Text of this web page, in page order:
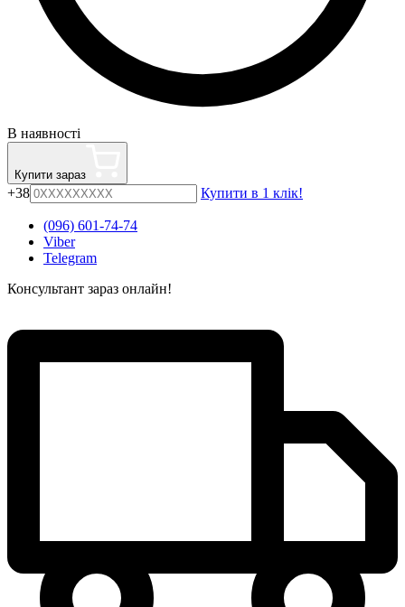
В наявності
Купити зараз
+38 Купити в 1 клік!
(096) 601-74-74
Viber
Telegram
Консультант зараз онлайн!